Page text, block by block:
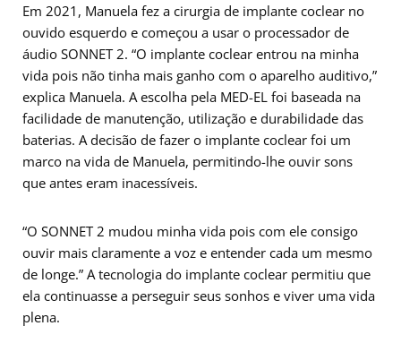
Em 2021, Manuela fez a cirurgia de implante coclear no
ouvido esquerdo e começou a usar o processador de
áudio SONNET 2. “O implante coclear entrou na minha
vida pois não tinha mais ganho com o aparelho auditivo,”
explica Manuela. A escolha pela MED-EL foi baseada na
facilidade de manutenção, utilização e durabilidade das
baterias. A decisão de fazer o implante coclear foi um
marco na vida de Manuela, permitindo-lhe ouvir sons
que antes eram inacessíveis.
“O SONNET 2 mudou minha vida pois com ele consigo
ouvir mais claramente a voz e entender cada um mesmo
de longe.” A tecnologia do implante coclear permitiu que
ela continuasse a perseguir seus sonhos e viver uma vida
plena.